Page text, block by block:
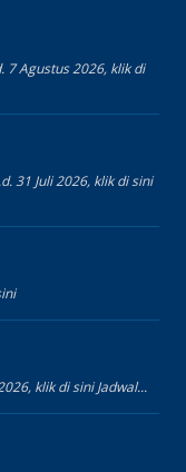
7 Agustus 2026, klik di
31 Juli 2026, klik di sini
klik di sini Jadwal...